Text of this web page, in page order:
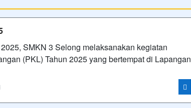
SMKN 3 Selong melaksanakan kegiatan
(PKL) Tahun 2025 yang bertempat di Lapangan